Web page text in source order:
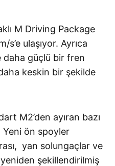
M Driving Package
s’e ulaşıyor. Ayrıca
daha güçlü bir fren
keskin bir şekilde
M2’den ayıran bazı
Yeni ön spoyler
yan solungaçlar ve
şekillendirilmiş